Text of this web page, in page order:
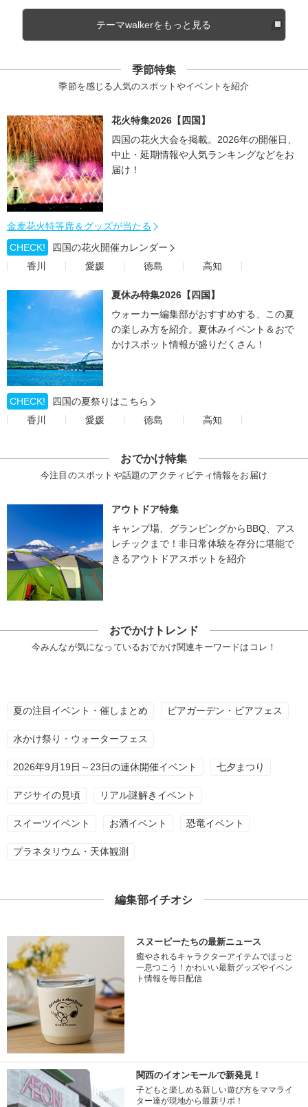
テーマwalkerをもっと見る
季節特集
季節を感じる人気のスポットやイベントを紹介
花火特集2026【四国】
四国の花火大会を掲載。2026年の開催日、
中止・延期情報や人気ランキングなどをお
届け！
金麦花火特等席＆グッズが当たる
CHECK!
四国の花火開催カレンダー
香川
愛媛 徳島 高知
夏休み特集2026【四国】
ウォーカー編集部がおすすめする、この夏
の楽しみ方を紹介。夏休みイベント＆おで
かけスポット情報が盛りだくさん！
CHECK!
四国の夏祭りはこちら
香川
愛媛 徳島 高知
おでかけ特集
今注目のスポットや話題のアクティビティ情報をお届け
アウトドア特集
キャンプ場、グランピングからBBQ、アス
レチックまで！非日常体験を存分に堪能で
きるアウトドアスポットを紹介
おでかけトレンド
今みんなが気になっているおでかけ関連キーワードはコレ！
夏の注目イベント・催しまとめ ビアガーデン・ビアフェス
水かけ祭り・ウォーターフェス
2026年9月19日～23日の連休開催イベント 七夕まつり
アジサイの見頃 リアル謎解きイベント
スイーツイベント お酒イベント 恐竜イベント
プラネタリウム・天体観測
編集部イチオシ
スヌーピーたちの最新ニュース
癒やされるキャラクターアイテムでほっと
一息つこう！かわいい最新グッズやイベン
ト情報を毎日配信
関西のイオンモールで新発見！
子どもと楽しめる新しい遊び方をママライ
ター達が現地から最新リポ！